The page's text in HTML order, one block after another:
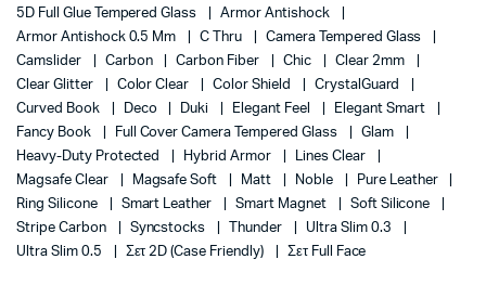
5D Full Glue Tempered Glass
Armor Antishock
Armor Antishock 0.5 Mm
C Thru
Camera Tempered Glass
Camslider
Carbon Carbon Fiber Chic
Clear 2mm
Clear Glitter
Color Clear Color Shield
CrystalGuard
Curved Book
Deco Duki Elegant Feel
Elegant Smart
Fancy Book
Full Cover Camera Tempered Glass
Glam
Heavy-Duty Protected
Hybrid Armor
Lines Clear
Magsafe Clear
Magsafe Soft Matt Noble
Pure Leather
Ring Silicone
Smart Leather Smart Magnet
Soft Silicone
Stripe Carbon
Syncstocks Thunder
Ultra Slim 0.3
Ultra Slim 0.5
Σετ 2D (case Friendly) Σετ Full Face